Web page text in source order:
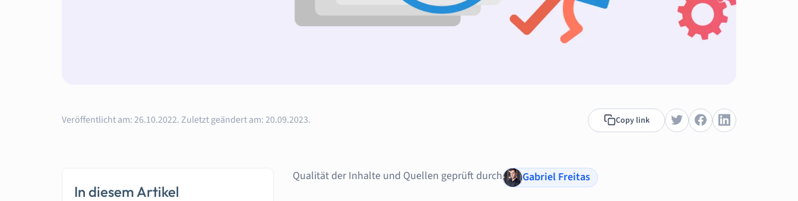
Veröffentlicht am:26.10.2022.Zuletzt geändert am:20.09.2023. Copy link
In diesem Artikel
Qualität der Inhalte und Quellen geprüft durch Gabriel Freitas